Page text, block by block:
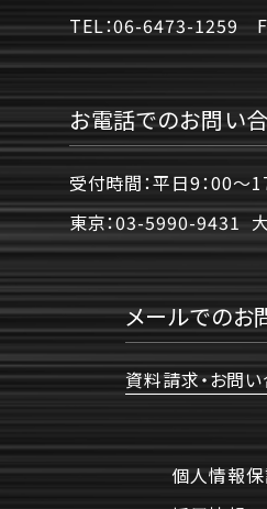
TEL：06-6473-1259
お電話でのお問い
受付時間：平日9：00〜
東京：03-5990-9431
メールでのお
資料請求・お問
個人情報